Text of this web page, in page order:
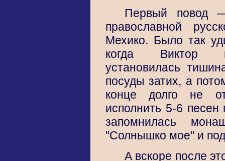
Первый повод
православной
Мехико. Было так
когда Виктор
установилась
посуды затих, а
конце долго не
исполнить 5-6
запомнилась
"Солнышко мое" и
А вскоре после